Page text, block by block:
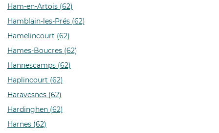
Ham-en-Artois (62)
Hamblain-les-Prés (62)
Hamelincourt (62)
Hames-Boucres (62)
Hannescamps (62)
Haplincourt (62)
Haravesnes (62)
Hardinghen (62)
Harnes (62)